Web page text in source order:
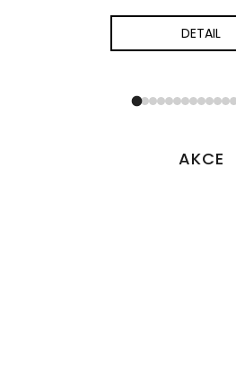
DETAIL
AKCE